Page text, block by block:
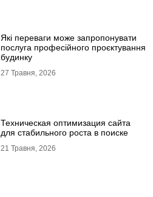
Які переваги може запропонувати
послуга професійного проєктування
будинку
27 Травня, 2026
Техническая оптимизация сайта
для стабильного роста в поиске
21 Травня, 2026